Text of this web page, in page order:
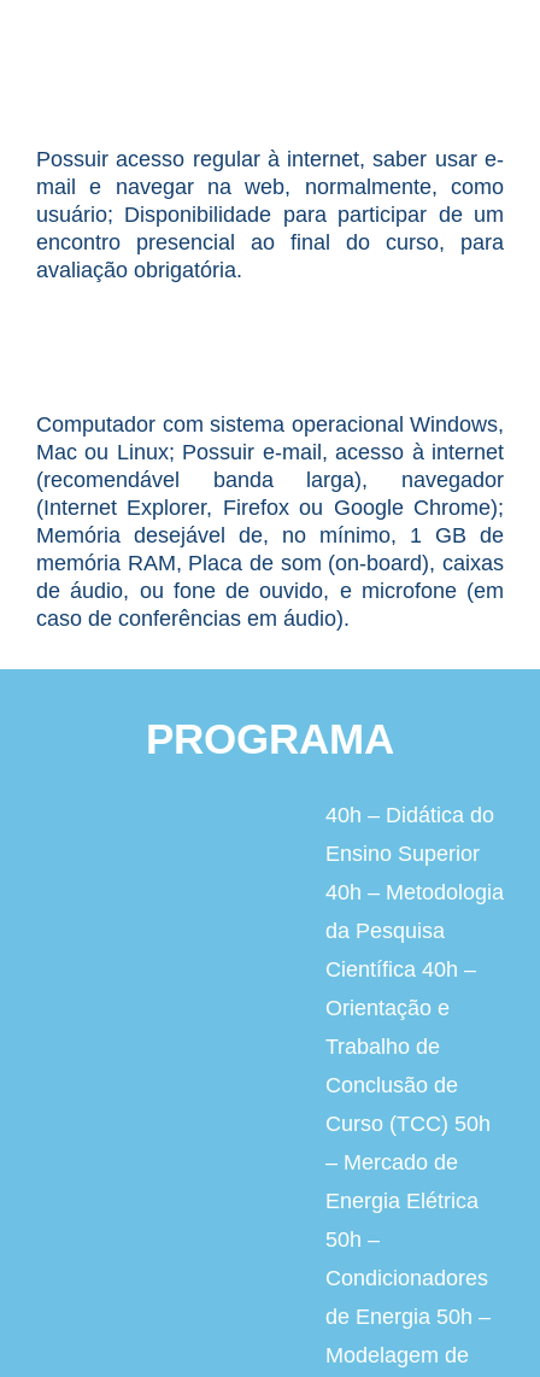
Possuir acesso regular à internet, saber usar e-
mail e navegar na web, normalmente, como
usuário; Disponibilidade para participar de um
encontro presencial ao final do curso, para
avaliação obrigatória.
Computador com sistema operacional Windows,
Mac ou Linux; Possuir e-mail, acesso à internet
(recomendável banda larga), navegador
(Internet Explorer, Firefox ou Google Chrome);
Memória desejável de, no mínimo, 1 GB de
memória RAM, Placa de som (on-board), caixas
de áudio, ou fone de ouvido, e microfone (em
caso de conferências em áudio).
PROGRAMA
40h – Didática do
Ensino Superior
40h – Metodologia
da Pesquisa
Científica 40h –
Orientação e
Trabalho de
Conclusão de
Curso (TCC) 50h
– Mercado de
Energia Elétrica
50h –
Condicionadores
de Energia 50h –
Modelagem de